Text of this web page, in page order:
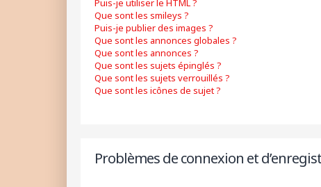
Puis-je utiliser le HTML ?
Que sont les smileys ?
Puis-je publier des images ?
Que sont les annonces globales ?
Que sont les annonces ?
Que sont les sujets épinglés ?
Que sont les sujets verrouillés ?
Que sont les icônes de sujet ?
Problèmes de connexion et